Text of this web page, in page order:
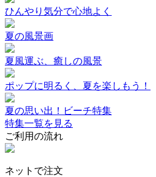
ひんやり気分で心地よく
夏の風景画
夏風運ぶ、癒しの風景
ポップに明るく、夏を楽しもう！
夏の思い出！ビーチ特集
特集一覧を見る
ご利用の流れ
ネットで注文